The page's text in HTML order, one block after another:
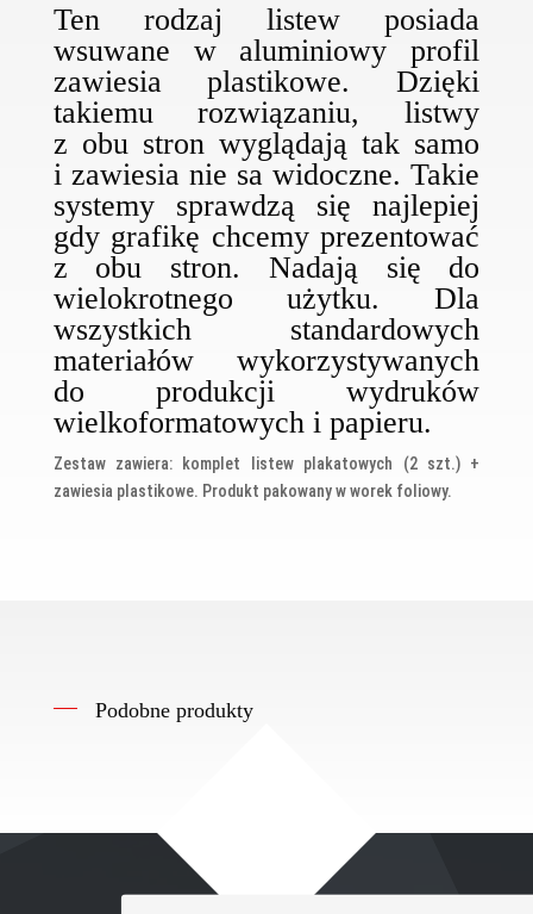
Ten rodzaj listew posiada
wsuwane w aluminiowy profil
zawiesia plastikowe. Dzięki
takiemu rozwiązaniu, listwy
z obu stron wyglądają tak samo
i zawiesia nie sa widoczne. Takie
systemy sprawdzą się najlepiej
gdy grafikę chcemy prezentować
z obu stron. Nadają się do
wielokrotnego użytku. Dla
wszystkich standardowych
materiałów wykorzystywanych
do produkcji wydruków
wielkoformatowych i papieru.
Zestaw zawiera: komplet listew plakatowych (2 szt.) +
zawiesia plastikowe. Produkt pakowany w worek foliowy.
Podobne produkty